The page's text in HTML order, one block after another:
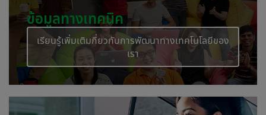
ข้อมูลทางเทคนิค
เรียนรู้เพิ่มเติมกี่ยวกับการพัฒนาทางเทคโนโลยีของ
เรา